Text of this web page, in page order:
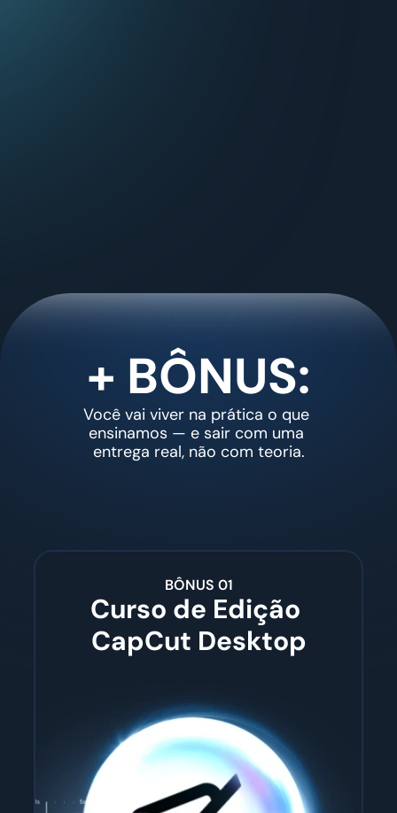
+ BÔNUS:
Você vai viver na prática o que
ensinamos — e sair com uma
entrega real, não com teoria.
BÔNUS 01
Curso de Edição
CapCut Desktop